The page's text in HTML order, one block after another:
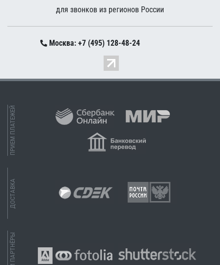
для звонков из регионов России
Москва: +7 (495) 128-48-24
ПРИЕМ ПЛАТЕЖЕЙ
ДОСТАВКА